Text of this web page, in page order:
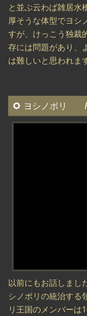
と並ぶ云わば雑居水
厚そうな体型でヨシ
すが、けっこう独裁
存には問題があり、
は難しいと思われます
ヨシノボリ
以前にもお話しまし
シノボリの統治する
リ王国のメンバーは